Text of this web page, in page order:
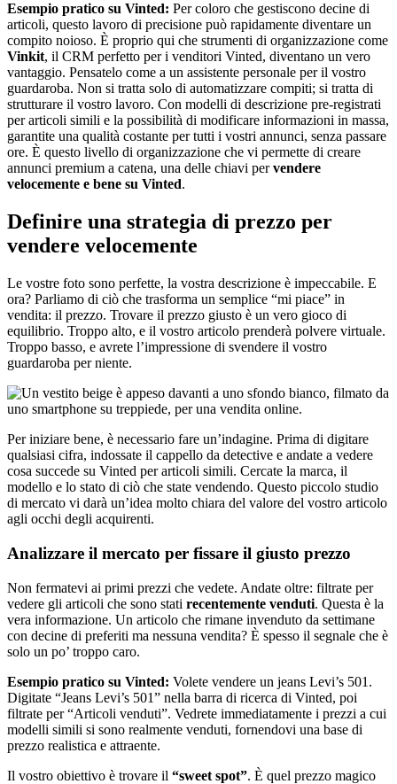
Esempio pratico su Vinted: Per coloro che gestiscono decine di
articoli, questo lavoro di precisione può rapidamente diventare un
compito noioso. È proprio qui che strumenti di organizzazione come
Vinkit, il CRM perfetto per i venditori Vinted, diventano un vero
vantaggio. Pensatelo come a un assistente personale per il vostro
guardaroba. Non si tratta solo di automatizzare compiti; si tratta di
strutturare il vostro lavoro. Con modelli di descrizione pre-registrati
per articoli simili e la possibilità di modificare informazioni in massa,
garantite una qualità costante per tutti i vostri annunci, senza passare
ore. È questo livello di organizzazione che vi permette di creare
annunci premium a catena, una delle chiavi pervendere
velocemente e bene su Vinted.
Definire una strategia di prezzo per
vendere velocemente
Le vostre foto sono perfette, la vostra descrizione è impeccabile. E
ora? Parliamo di ciò che trasforma un semplice “mi piace” in
vendita: il prezzo. Trovare il prezzo giusto è un vero gioco di
equilibrio. Troppo alto, e il vostro articolo prenderà polvere virtuale.
Troppo basso, e avrete l’impressione di svendere il vostro
guardaroba per niente.
Per iniziare bene, è necessario fare un’indagine. Prima di digitare
qualsiasi cifra, indossate il cappello da detective e andate a vedere
cosa succede su Vinted per articoli simili. Cercate la marca, il
modello e lo stato di ciò che state vendendo. Questo piccolo studio
di mercato vi darà un’idea molto chiara del valore del vostro articolo
agli occhi degli acquirenti.
Analizzare il mercato per fissare il giusto prezzo
Non fermatevi ai primi prezzi che vedete. Andate oltre: filtrate per
vedere gli articoli che sono stati recentemente venduti. Questa è la
vera informazione. Un articolo che rimane invenduto da settimane
con decine di preferiti ma nessuna vendita? È spesso il segnale che è
solo un po’ troppo caro.
Esempio pratico su Vinted: Volete vendere un jeans Levi’s 501.
Digitate “Jeans Levi’s 501” nella barra di ricerca di Vinted, poi
filtrate per “Articoli venduti”. Vedrete immediatamente i prezzi a cui
modelli simili si sono realmente venduti, fornendovi una base di
prezzo realistica e attraente.
Il vostro obiettivo è trovare il “sweet spot”. È quel prezzo magico